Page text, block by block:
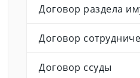
Договор раздела
Договор
Договор ссуды